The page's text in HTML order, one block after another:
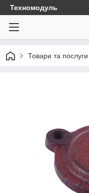
Техномодуль
Товари та послуги